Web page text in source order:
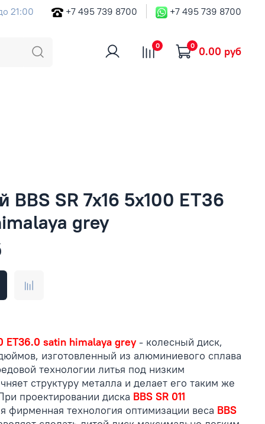
21:00 +7 495 739 8700 +7 495 739 8700
0 0 0.00 руб
BBS SR 7x16 5x100 ET36
grey
ET36.0 satin himalaya grey- колесный диск,
изготовленный из алюминиевого сплава
технологии литья под низким
структуру металла и делает его таким же
проектировании диска BBS SR 011
фирменная технология оптимизации веса BBS